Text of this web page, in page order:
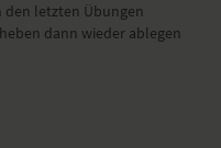
Arm
den letzten Übungen
dann wieder ablegen